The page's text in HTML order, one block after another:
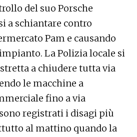
del suo Porsche
a schiantare contro
Pam e causando
La Polizia locale si
a chiudere tutta via
le macchine a
fino a via
registrati i disagi più
al mattino quando la